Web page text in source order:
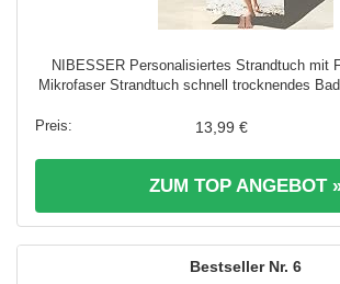
NIBESSER Personalisiertes Strandtuch mit
Mikrofaser Strandtuch schnell trocknendes
13,99 €
ZUM TOP ANGEBOT
6